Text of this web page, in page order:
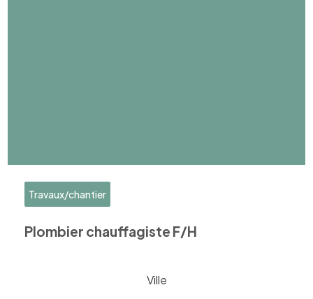
Travaux/chantier
Plombier chauffagiste F/H
Ville